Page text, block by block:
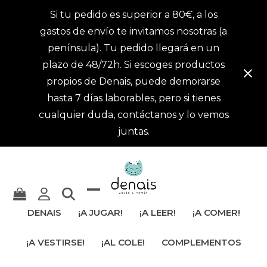
Si tu pedido es superior a 80€, a los
gastos de envío te invitamos nosotras (a
península). Tu pedido llegará en un
plazo de 48/72h. Si escoges productos
propios de Denais, puede demorarse
hasta 7 días laborables, pero si tienes
cualquier duda, contáctanos y lo vemos
juntas.
ocultar
móvil
DENAIS ¡A JUGAR! ¡A LEER! ¡A COMER!
¡A VESTIRSE! ¡AL COLE! COMPLEMENTOS